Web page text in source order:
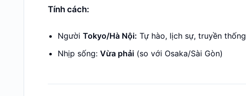
Tính cách:
Người Tokyo/Hà Nội: Tự hào, lịch sự, truyền thống
Nhịp sống: Vừa phải (so với Osaka/Sài Gòn)